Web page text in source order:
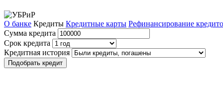
О банке Кредиты Кредитные карты Рефинансирование
Сумма кредита
Срок кредита
Кредитная история
Подобрать кредит